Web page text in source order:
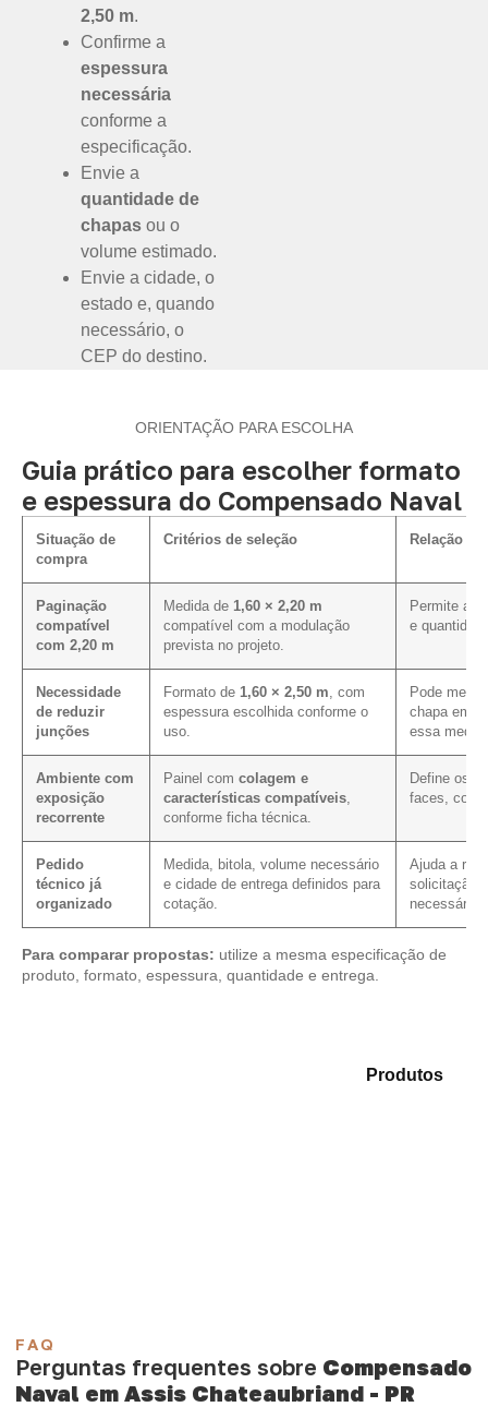
2,50 m.
Confirme a
espessura
necessária
conforme a
especificação.
Envie a
quantidade de
chapas ou o
volume estimado.
Envie a cidade, o
estado e, quando
necessário, o
CEP do destino.
ORIENTAÇÃO PARA ESCOLHA
Guia prático para escolher formato
e espessura do Compensado Naval
Situação de
compra
Critérios de seleção Relação
Paginação
compatível
com 2,20 m
Medida de 1,60 × 2,20 m
compatível com a modulação
prevista no projeto.
Permite
e
Necessidade
de reduzir
junções
Formato de 1,60 × 2,50 m , com
espessura escolhida conforme o
uso.
Pode
chapa em
essa
Ambiente com
exposição
recorrente
Painel com colagem e
características compatíveis
conforme ficha técnica.
Define os
faces,
Pedido
técnico já
organizado
Medida, bitola, volume necessário
e cidade de entrega definidos para
cotação.
Ajuda a
solicitação,
necessário.
Para comparar propostas: utilize a mesma especificação de
produto, formato, espessura, quantidade e entrega.
Produtos
FAQ
Perguntas frequentes sobre Compensado
Naval em Assis Chateaubriand - PR